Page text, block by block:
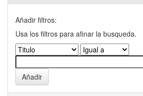
Añadir filtros:
Usa los filtros para afinar la busqueda.